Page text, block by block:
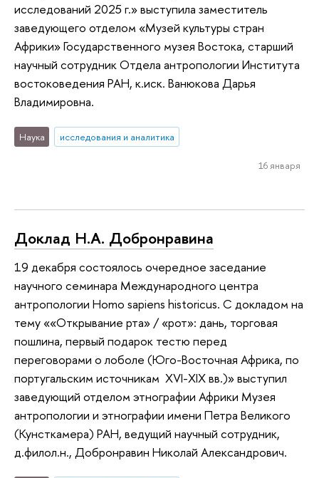
исследований 2025 г.» выступила заместитель
заведующего отделом «Музей культуры стран
Африки» Государственного музея Востока, старший
научный сотрудник Отдела антропологии Института
востоковедения РАН, к.иск. Ванюкова Дарья
Владимировна.
Наука исследования и аналитика
16 января
Доклад Н.А. Добронравина
19 декабря состоялось очередное заседание
научного семинара Международного центра
антропологии Homo sapiens historicus. С докладом на
тему ««Открывание рта» / «рот»: дань, торговая
пошлина, первый подарок тестю перед
переговорами о лоболе (Юго-Восточная Африка, по
португальским источникам XVI-XIX вв.)» выступил
заведующий отделом этнографии Африки Музея
антропологии и этнографии имени Петра Великого
(Кунсткамера) РАН, ведущий научный сотрудник,
д.филол.н., Добронравин Николай Александрович.